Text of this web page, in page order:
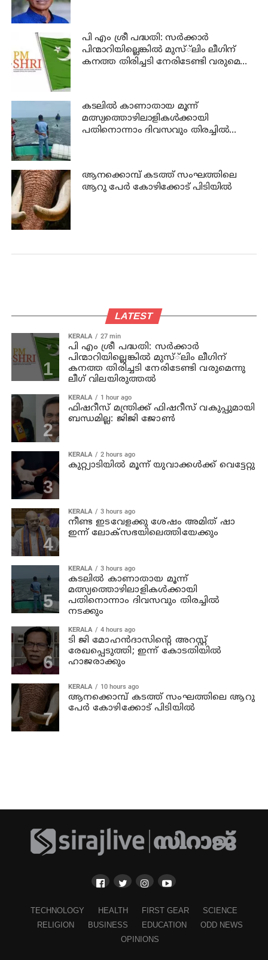
പി എം ശ്രീ പദ്ധതി: സര്‍ക്കാര്‍
പിന്മാറിയില്ലെങ്കില്‍ മുസ്്‌ലിം ലീഗിന്
കനത്ത തിരിച്ചടി നേരിടേണ്ടി വരുമെന്നു
കടലില്‍ കാണാതായ മൂന്ന്
മത്സ്യത്തൊഴിലാളികള്‍ക്കായി
പതിനൊന്നാം ദിവസവും തിരച്ചില്‍
ആനക്കൊമ്പ് കടത്ത് സംഘത്തിലെ
ആറു പേര്‍ കോഴിക്കോട് പിടിയില്‍
LATEST
KERALA 27 min
പി എം ശ്രീ പദ്ധതി: സര്‍ക്കാര്‍
പിന്മാറിയില്ലെങ്കില്‍ മുസ്്‌ലിം ലീഗിന്
കനത്ത തിരിച്ചടി നേരിടേണ്ടി വരുമെന്നു
ലീഗ് വിലയിരുത്തല്‍
KERALA 1 hour ago
ഫിഷറീസ് മന്ത്രിക്ക് ഫിഷറീസ് വകുപ്പുമായി
ബന്ധമില്ല: ജിജി ജോണ്‍
KERALA 2 hours ago
കുറ്റ്യാടിയില്‍ മൂന്ന് യുവാക്കള്‍ക്ക് വെട്ടേറ്റു
KERALA 3 hours ago
നീണ്ട ഇടവേളക്കു ശേഷം അമിത് ഷാ
ഇന്ന് ലോക്‌സഭയിലെത്തിയേക്കും
KERALA 3 hours ago
കടലില്‍ കാണാതായ മൂന്ന്
മത്സ്യത്തൊഴിലാളികള്‍ക്കായി
പതിനൊന്നാം ദിവസവും തിരച്ചില്‍
നടക്കും
KERALA 4 hours ago
ടി ജി മോഹന്‍ദാസിന്റെ അറസ്റ്റ്
രേഖപ്പെടുത്തി; ഇന്ന് കോടതിയില്‍
ഹാജരാക്കും
KERALA 10 hours ago
ആനക്കൊമ്പ് കടത്ത് സംഘത്തിലെ ആറു
പേര്‍ കോഴിക്കോട് പിടിയില്‍
TECHNOLOGY HEALTH FIRST GEAR
SCIENCE
RELIGION
BUSINESS EDUCATION
ODD NEWS
OPINIONS